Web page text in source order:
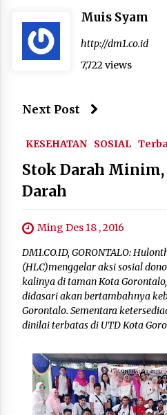
Muis Syam
http://dm1.co.id
7,722 views
Next Post
KESEHATAN SOSIAL
Stok Darah
Darah
Ming Des 18 , 2016
DM1.CO.ID, GORONTALO:
(HLC)menggelar aksi sosial
kalinya di taman Kota
didasari akan bertambahnya
Gorontalo. Sementara
dinilai terbatas di UTD Kota